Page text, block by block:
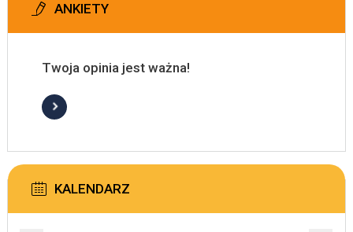
ANKIETY
Twoja opinia jest ważna!
KALENDARZ